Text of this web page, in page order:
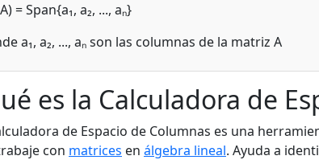
= Span{a₁, a₂, ..., aₙ}
a₁, a₂, ..., aₙ son las columnas de la matriz A
es la Calculadora de
de Espacio de Columnas es una
con matrices en álgebra lineal. Ayuda a